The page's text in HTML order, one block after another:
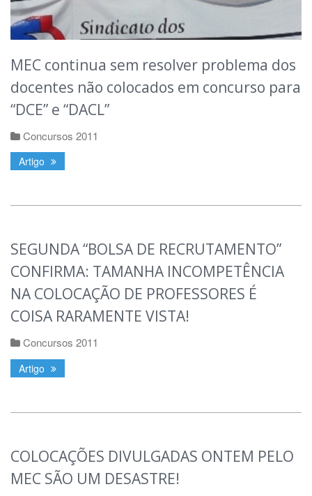
MEC continua sem resolver problema dos
docentes não colocados em concurso para
“DCE” e “DACL”
Concursos 2011
Artigo
SEGUNDA “BOLSA DE RECRUTAMENTO”
CONFIRMA: TAMANHA INCOMPETÊNCIA
NA COLOCAÇÃO DE PROFESSORES É
COISA RARAMENTE VISTA!
Concursos 2011
Artigo
COLOCAÇÕES DIVULGADAS ONTEM PELO
MEC SÃO UM DESASTRE!